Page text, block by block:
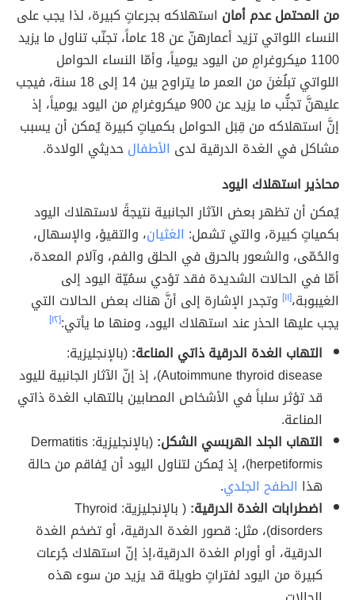
من المحتمل عدم أمان استهلاكه بجرعاتٍ كبيرة، لذا يجب على
النساء اللواتي تزيد أعمارهنّ عن 18 عاماً، تجنّب تناول ما يزيد
1100 ميكروغرامٍ من اليود يومياً، وأمّا النساء الحوامل
اللواتي تبلُغنَ من العمر ما يتراوح بين 14 إلى 18 سنة، فيجب
عليهنَّ تجنُّب ما يزيد عن 900 ميكروغرامٍ من اليود يومياً، إذ
إنَّ استهلاكه من قِبَل الحوامل بكمياتٍ كبيرة يُمكن أن يسبب
مشاكل في الغدة الدرقية لدى الأطفالحديثي الولادة.
محاذير استهلاك اليود
يُمكن أن تظهر بعض الآثار الجانبية نتيجةً لاستهلاك اليود
بكمياتٍ كبيرة، والتي تشمل: الغثيان، والتقيؤ، والإسهال،
والحُمّى، والشعور بالحرق في الحلق والفم، وآلام المعدة،
أمّا في الحالات الشديدة فقد تؤدي سمُيّة اليود إلى
الغيبوبة،[١١]
وتجدر الإشارة إلى أنَّ هناك بعض الحالات التي
يجب عليها الحذر عند استهلاك اليود، ومنها ما يأتي:[١٢]
التهاب الغدة الدرقية ذاتي المناعة:(بالإنجليزية:
Autoimmune thyroid disease)، إذ إنّ الآثار الجانبية لليود
قد تؤثر سلباً في الأشخاص المصابين بالتهاب الغدة ذاتي
المناعة.
التهاب الجلد الهربسي الشكل:
(بالإنجليزية: Dermatitis
herpetiformis)، إذ يُمكن لتناول اليود أن يُفاقم من حالة
هذا الطفح الجلدي.
اضطرابات الغدة الدرقية:
( بالإنجليزية: Thyroid
disorders)، مثل: قصور الغدة الدرقية، أو تضخم الغدة
الدرقية، أو أورام الغدة الدرقية،إذ إنّ استهلاك جُرعات
كبيرة من اليود لفتراتٍ طويلة قد يزيد من سوء هذه